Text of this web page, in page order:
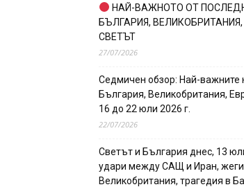
НАЙ-ВАЖНОТО ОТ
БЪЛГАРИЯ,
СВЕТЪТ
27/07/2026
Седмичен обзор: Най-важните
България, Великобритания,
16 до 22 юли 2026 г.
22/07/2026
Светът и България днес, 13
удари между САЩ и Иран,
Великобритания, трагедия в